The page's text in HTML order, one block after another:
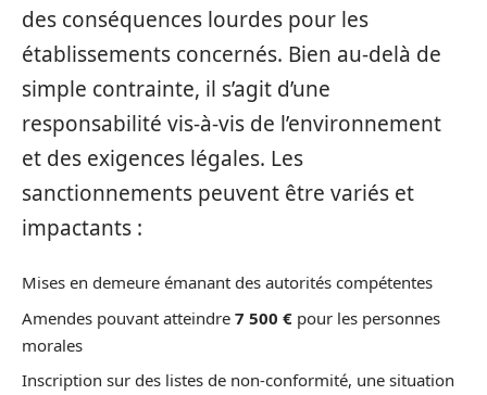
des conséquences lourdes pour les
établissements concernés. Bien au-delà de
simple contrainte, il s’agit d’une
responsabilité vis-à-vis de l’environnement
et des exigences légales. Les
sanctionnements peuvent être variés et
impactants :
Mises en demeure émanant des autorités compétentes
Amendes pouvant atteindre 7 500 € pour les personnes
morales
Inscription sur des listes de non-conformité, une situation